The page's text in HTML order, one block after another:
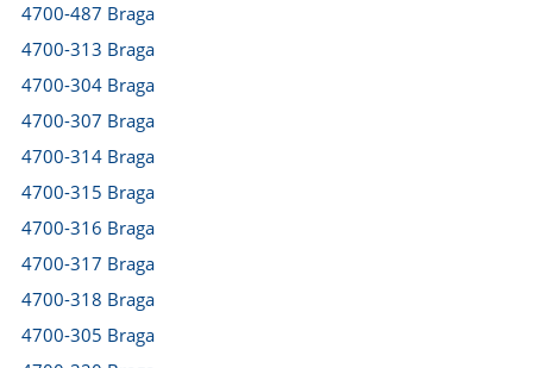
4700-487 Braga
4700-313 Braga
4700-304 Braga
4700-307 Braga
4700-314 Braga
4700-315 Braga
4700-316 Braga
4700-317 Braga
4700-318 Braga
4700-305 Braga